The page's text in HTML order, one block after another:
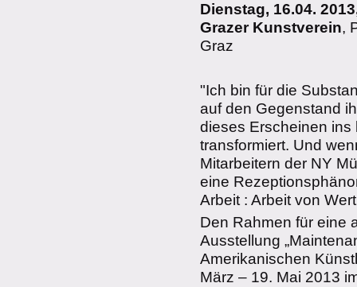
Dienstag, 16.04.
Grazer Kunstverein,
Graz
"Ich bin für die
auf den Gegenstand
dieses Erscheinen ins
transformiert. Und
Mitarbeitern der NY
eine
Arbeit : Arbeit von
Den Rahmen für eine
Ausstellung
Amerikanischen
März – 19. Mai 2013